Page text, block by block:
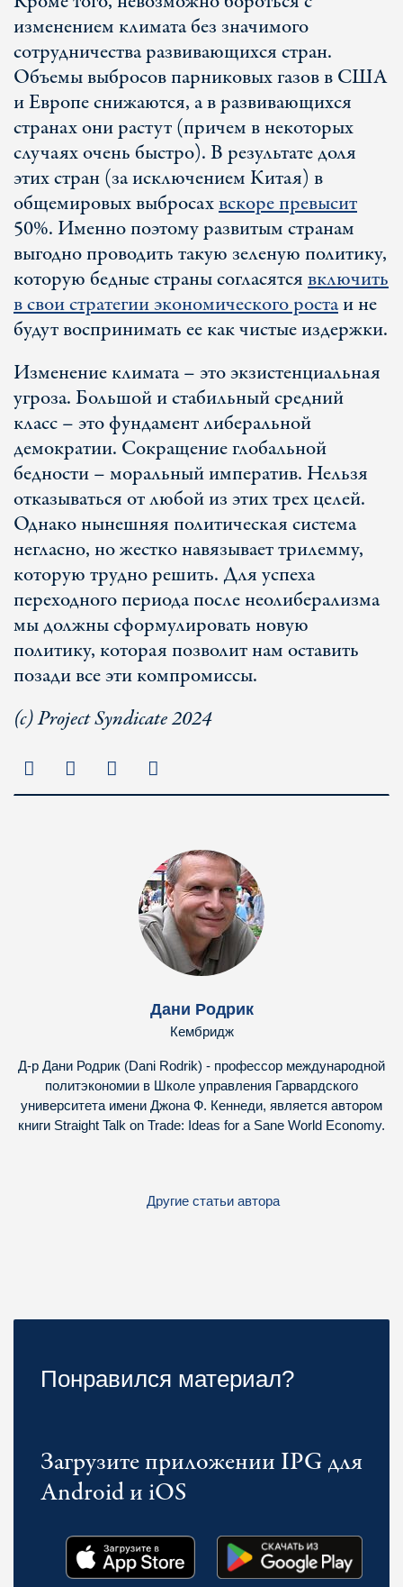
изменением климата без значимого
сотрудничества развивающихся стран.
Объемы выбросов парниковых газов в США
и Европе снижаются, а в развивающихся
странах они растут (причем в некоторых
случаях очень быстро). В результате доля
этих стран (за исключением Китая) в
общемировых выбросахвскоре превысит
50%. Именно поэтому развитым странам
выгодно проводить такую зеленую политику,
которую бедные страны согласятсявключить
в свои стратегии экономического ростаи не
будут воспринимать ее как чистые издержки.
Изменение климата – это экзистенциальная
угроза. Большой и стабильный средний
класс – это фундамент либеральной
демократии. Сокращение глобальной
бедности – моральный императив. Нельзя
отказываться от любой из этих трех целей.
Однако нынешняя политическая система
негласно, но жестко навязывает трилемму,
которую трудно решить. Для успеха
переходного периода после неолиберализма
мы должны сформулировать новую
политику, которая позволит нам оставить
позади все эти компромиссы.
(с) Project Syndicate 2024
Дани Родрик
Кембридж
Д-р Дани Родрик (Dani Rodrik) - профессор международной
политэкономии в Школе управления Гарвардского
университета имени Джона Ф. Кеннеди, является автором
книги Straight Talk on Trade: Ideas for a Sane World Economy.
Другие статьи автора
Понравился материал?
Загрузите приложении IPG для
Android и iOS